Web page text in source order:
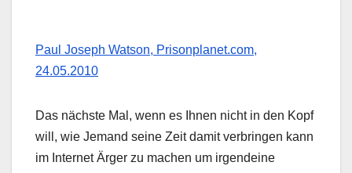
Paul Joseph Watson, Prisonplanet.com,
24.05.2010
Das nächste Mal, wenn es Ihnen nicht in den Kopf
will, wie Jemand seine Zeit damit verbringen kann
im Internet Ärger zu machen um irgendeine